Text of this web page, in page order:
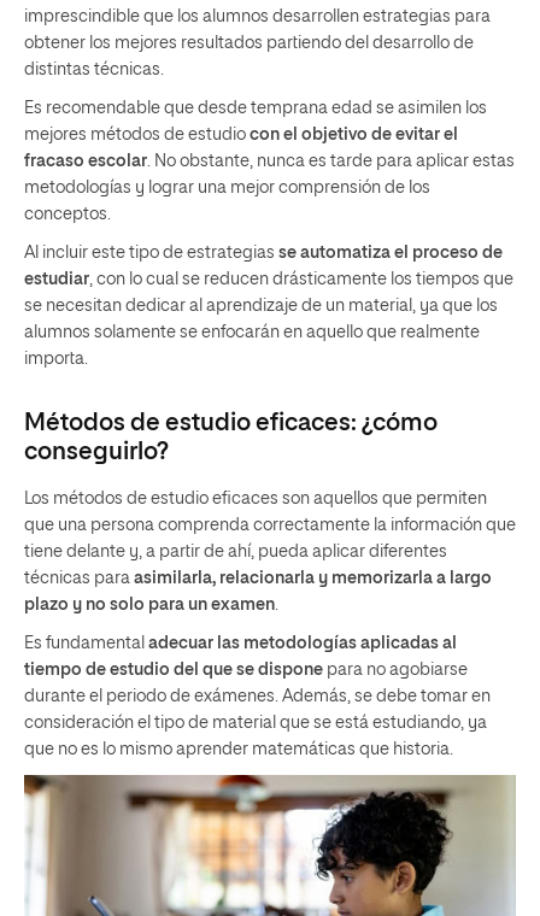
imprescindible que los alumnos desarrollen estrategias para
obtener los mejores resultados partiendo del desarrollo de
distintas técnicas.
Es recomendable que desde temprana edad se asimilen los
mejores métodos de estudio con el objetivo de evitar el
fracaso escolar . No obstante, nunca es tarde para aplicar estas
metodologías y lograr una mejor comprensión de los
conceptos.
Al incluir este tipo de estrategias se automatiza el proceso de
estudiar , con lo cual se reducen drásticamente los tiempos que
se necesitan dedicar al aprendizaje de un material, ya que los
alumnos solamente se enfocarán en aquello que realmente
importa.
Métodos de estudio eficaces: ¿cómo
conseguirlo?
Los métodos de estudio eficaces son aquellos que permiten
que una persona comprenda correctamente la información que
tiene delante y, a partir de ahí, pueda aplicar diferentes
técnicas para asimilarla, relacionarla y memorizarla a largo
plazo y no solo para un examen
Es fundamental adecuar las metodologías aplicadas al
tiempo de estudio del que se dispone para no agobiarse
durante el periodo de exámenes. Además, se debe tomar en
consideración el tipo de material que se está estudiando, ya
que no es lo mismo aprender matemáticas que historia.